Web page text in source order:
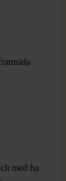
med ha